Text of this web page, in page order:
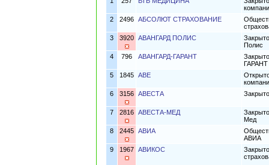
2
2496 АБСОЛЮТ СТРАХОВАНИЕ
3
3920 АВАНГАРД ПОЛИС
Полис
4
796 АВАНГАРД-ГАРАНТ
ГАРАНТ
5
1845 АВЕ
6
3156 АВЕСТА
7 2816 АВЕСТА-МЕД
Мед
8
2445 АВИА
АВИА
9
1967 АВИКОС